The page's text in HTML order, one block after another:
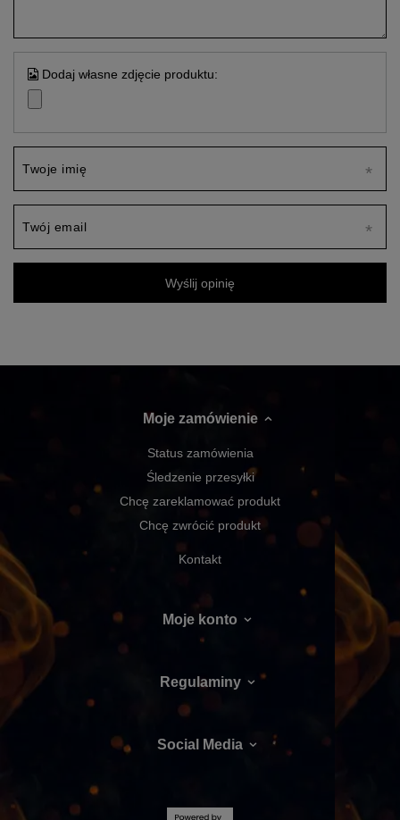
Dodaj własne zdjęcie produktu:
Twoje imię
Twój email
Wyślij opinię
Moje zamówienie
Status zamówienia
Śledzenie przesyłki
Chcę zareklamować produkt
Chcę zwrócić produkt
Kontakt
Moje konto
Regulaminy
Social Media